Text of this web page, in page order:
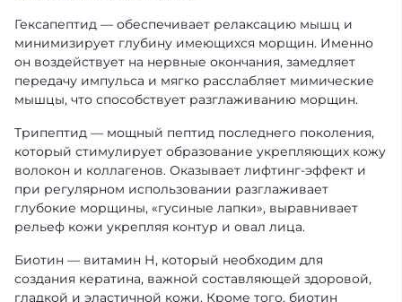
Гексапептид — обеспечивает релаксацию мышц и
минимизирует глубину имеющихся морщин. Именно
он воздействует на нервные окончания, замедляет
передачу импульса и мягко расслабляет мимические
мышцы, что способствует разглаживанию морщин.
Трипептид — мощный пептид последнего поколения,
который стимулирует образование укрепляющих кожу
волокон и коллагенов. Оказывает лифтинг-эффект и
при регулярном использовании разглаживает
глубокие морщины, «гусиные лапки», выравнивает
рельеф кожи укрепляя контур и овал лица.
Биотин — витамин Н, который необходим для
создания кератина, важной составляющей здоровой,
гладкой и эластичной кожи. Кроме того, биотин